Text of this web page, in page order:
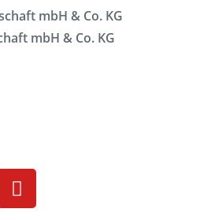
mbH & Co. KG
mbH & Co. KG